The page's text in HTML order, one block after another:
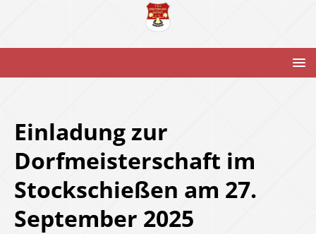
Einladung zur
Dorfmeisterschaft im
Stockschießen am 27.
September 2025